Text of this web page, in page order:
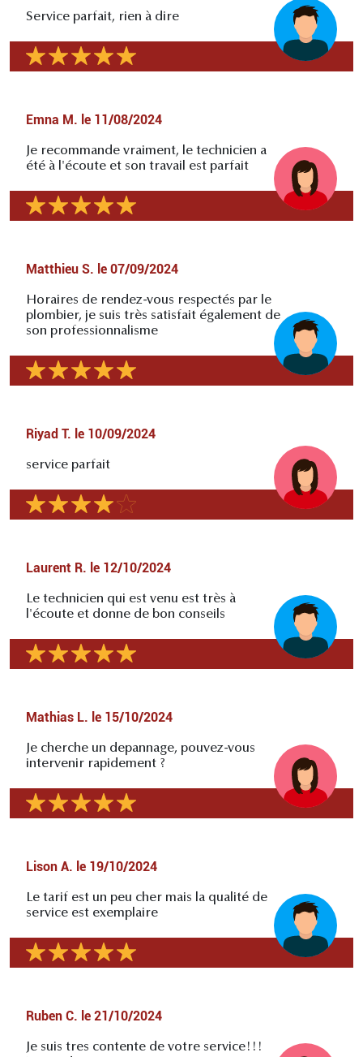
Service parfait, rien à dire
Emna M. le 11/08/2024
Je recommande vraiment, le technicien a
été à l'écoute et son travail est parfait
Matthieu S. le 07/09/2024
Horaires de rendez-vous respectés par le
plombier, je suis très satisfait également de
son professionnalisme
Riyad T. le 10/09/2024
service parfait
Laurent R. le 12/10/2024
Le technicien qui est venu est très à
l'écoute et donne de bon conseils
Mathias L. le 15/10/2024
Je cherche un depannage, pouvez-vous
intervenir rapidement ?
Lison A. le 19/10/2024
Le tarif est un peu cher mais la qualité de
service est exemplaire
Ruben C. le 21/10/2024
Je suis tres contente de votre service!!!